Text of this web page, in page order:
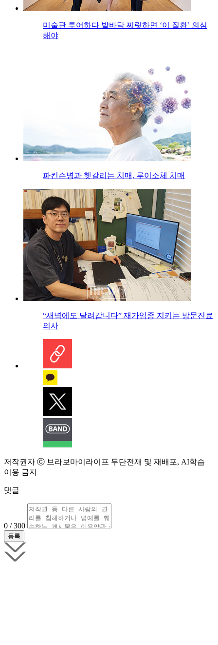
미술관 투어하다 발바닥 찌릿하면 ‘이 질환’ 의심
해야
파킨슨병과 헷갈리는 치매, 루이소체 치매
“새벽에도 달려갑니다” 재가임종 지키는 방문진료
의사
저작권자 ⓒ 브라보마이라이프 무단전재 및 재배포, AI학습
이용 금지
댓글
0 / 300